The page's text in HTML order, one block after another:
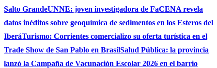
Salto GrandeUNNE: joven investigadora de FaCENA revela
datos inéditos sobre geoquímica de sedimentos en los Esteros del
IberáTurismo: Corrientes comercializo su oferta turística en el
Trade Show de San Pablo en BrasilSalud Pública: la provincia
lanzó la Campaña de Vacunación Escolar 2026 en el barrio